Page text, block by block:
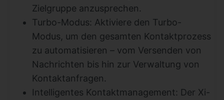
Zielgruppe anzusprechen.
Turbo-Modus: Aktiviere den Turbo-
Modus, um den gesamten Kontaktprozess
zu automatisieren – vom Versenden von
Nachrichten bis hin zur Verwaltung von
Kontaktanfragen.
Intelligentes Kontaktmanagement: Der Xi-